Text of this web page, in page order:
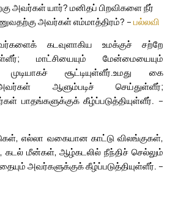
அவர்கள் யார்? மனிதப் பிறவிகளை நீர்
அவர்கள் எம்மாத்திரம்? – பல்லவி
கடவுளாகிய உமக்குச் சற்றே
மாட்சியையும் மேன்மையையும்
சூட்டியுள்ளீர்.உமது கை
ஆளும்படிச் செய்துள்ளீர்;
பாதங்களுக்குக் கீழ்ப்படுத்தியுள்ளீர். –
எல்லா வகையான காட்டு விலங்குகள்,
மீன்கள், ஆழ்கடலில் நீந்திச் செல்லும்
அவர்களுக்குக் கீழ்ப்படுத்தியுள்ளீர். –